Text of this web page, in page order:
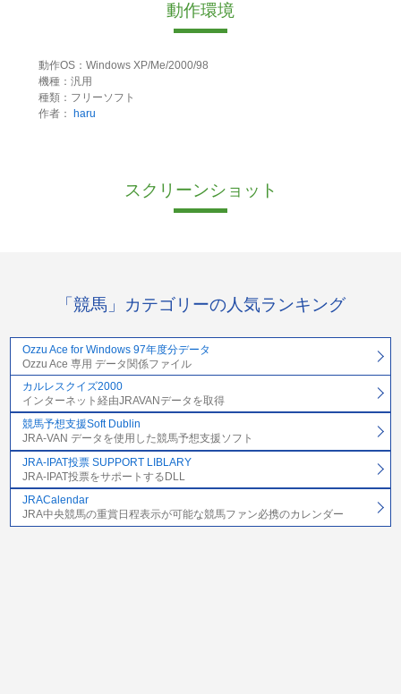
動作環境
動作OS：Windows XP/Me/2000/98
機種：汎用
種類：フリーソフト
作者：
haru
スクリーンショット
「競馬」カテゴリーの人気ランキング
Ozzu Ace for Windows 97年度分データ
Ozzu Ace 専用 データ関係ファイル
カルレスクイズ2000
インターネット経由JRAVANデータを取得
競馬予想支援Soft Dublin
JRA-VAN データを使用した競馬予想支援ソフト
JRA-IPAT投票 SUPPORT LIBLARY
JRA-IPAT投票をサポートするDLL
JRACalendar
JRA中央競馬の重賞日程表示が可能な競馬ファン必携のカレンダー